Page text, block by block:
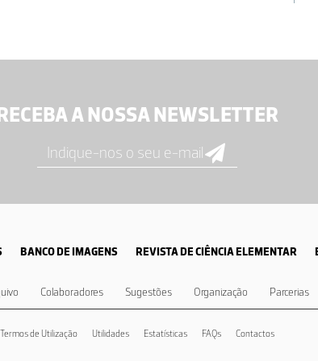
A NOSSA NEWSLETTER
BANCO DE IMAGENS REVISTA DE CIÊNCIA ELEMENTAR
Colaboradores Sugestões Organização Parcerias
Termos de Utilização Utilidades Estatísticas FAQs Contactos